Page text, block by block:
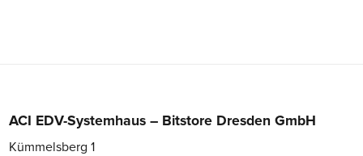
ACI EDV-Systemhaus – Bitstore Dresden GmbH
Kümmelsberg 1